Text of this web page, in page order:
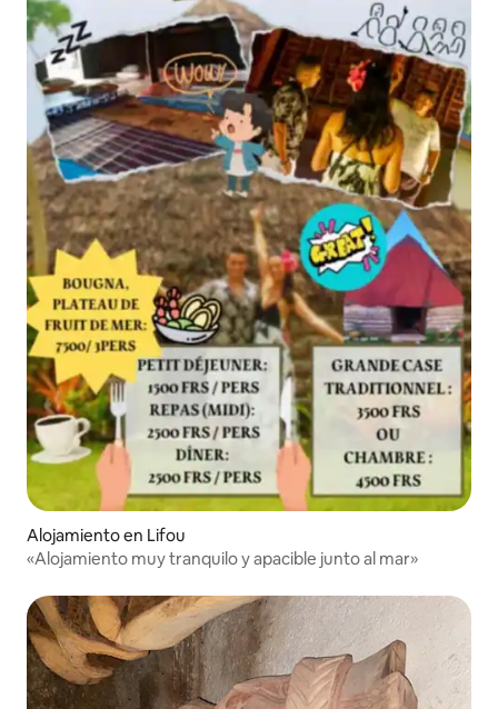
Alojamiento en Lifou
«Alojamiento muy tranquilo y apacible junto al mar»